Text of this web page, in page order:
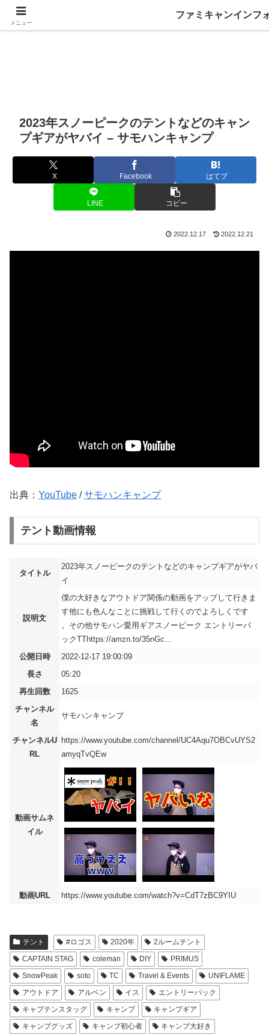
2023年スノーピークのテントなどのキャン
プギアがヤバイ – サモハンキャンプ
X Facebook はてブ
LINE コピー
2022.12.17 2022.12.21
出典： YouTube /サモハンキャンプ
テント動画情報
タイトル
2023年スノーピークのテントなどのキャンプギアがヤバ
イ
説明文
僕の大好きなアウトドア関係の動画をアップして行きま
す他にも色んなことに挑戦して行くのでよろしくです
。その他サモハン愛用ギアスノーピーク エントリーパ
ックTThttps://amzn.to/35nGc...
公開日時
2022-12-17 19:00:09
長さ
05:20
再生回数
1625
チャンネル
名
サモハンキャンプ
チャンネルU
RL
https://www.youtube.com/channel/UC4Aqu7OBCvUYS2
amyqTvQEw
動画サムネ
イル
動画URL https://www.youtube.com/watch?v=CdT7zBC9YIU
テント #ロゴス 2020年
2ルームテント
CAPTAIN STAG
coleman DIY
PRIMUS
SnowPeak
soto TC Travel & Events
UNIFLAME
アウトドア
アルベン イス
エントリーパック
キャプテンスタッグ
キャンプ
キャンプギア
キャンプグッズ
キャンプ初心者
キャンプ大好き
メニュー
ファミキャンインフ